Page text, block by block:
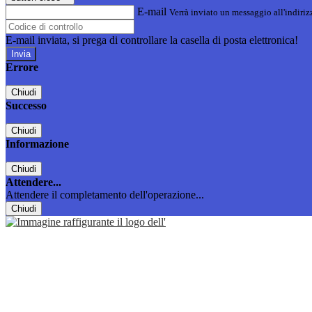
E-mail Verrà inviato un messaggio
E-mail inviata, si prega di controllare la casella di posta elettronica!
Errore
Chiudi
Successo
Chiudi
Informazione
Chiudi
Attendere...
Attendere il completamento dell'operazione...
Chiudi